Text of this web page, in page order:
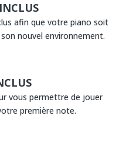
afin que votre piano soit
nouvel environnement.
vous permettre de jouer
première note.